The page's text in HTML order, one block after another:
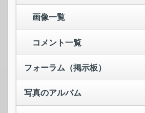
画像一覧
コメント一覧
フォーラム（掲示板）
写真のアルバム